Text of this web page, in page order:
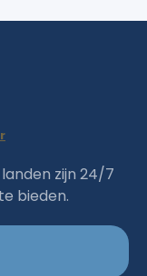
Istanbul
zijn 24/7
bieden.